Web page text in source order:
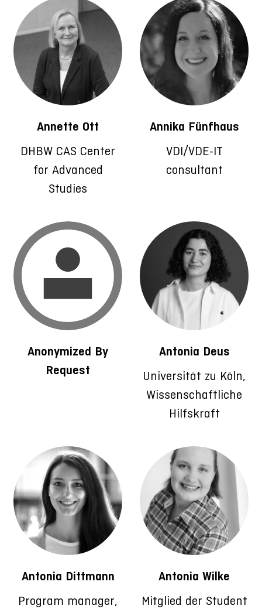
Annette Ott
DHBW CAS Center
for Advanced
Studies
Annika Fünfhaus
VDI/VDE-IT
consultant
Anonymized By
Request
Antonia Deus
Universität zu Köln,
Wissenschaftliche
Hilfskraft
Antonia Dittmann
Program manager,
Antonia Wilke
Mitglied der Student